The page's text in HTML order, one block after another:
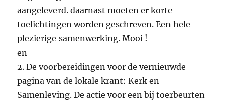
aangeleverd. daarnast moeten er korte
toelichtingen worden geschreven. Een hele
plezierige samenwerking. Mooi !
en
2. De voorbereidingen voor de vernieuwde
pagina van de lokale krant: Kerk en
Samenleving. De actie voor een bij toerbeurten